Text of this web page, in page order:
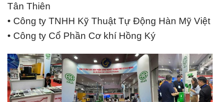
Tân Thiên
• Công ty TNHH Kỹ Thuật Tự Động Hàn Mỹ Việt
• Công ty Cổ Phần Cơ khí Hồng Ký